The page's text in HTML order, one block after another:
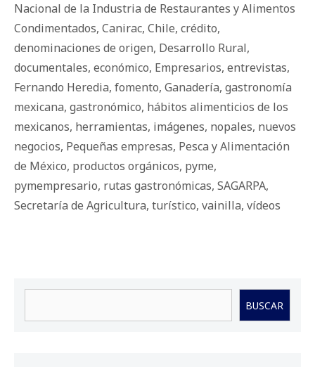
Nacional de la Industria de Restaurantes y Alimentos
Condimentados, Canirac, Chile, crédito,
denominaciones de origen, Desarrollo Rural,
documentales, económico, Empresarios, entrevistas,
Fernando Heredia, fomento, Ganadería, gastronomía
mexicana, gastronómico, hábitos alimenticios de los
mexicanos, herramientas, imágenes, nopales, nuevos
negocios, Pequeñas empresas, Pesca y Alimentación
de México, productos orgánicos, pyme,
pymempresario, rutas gastronómicas, SAGARPA,
Secretaría de Agricultura, turístico, vainilla, vídeos
BUSCAR